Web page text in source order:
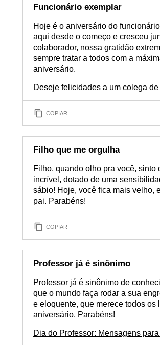
Funcionário exemplar
Hoje é o aniversário do
aqui desde o começo e cresceu
colaborador, nossa gratidão
sempre tratar a todos com a
aniversário.
Deseje felicidades a um colega
COPIAR
Filho que me orgulha
Filho, quando olho pra você,
incrível, dotado de uma
sábio! Hoje, você fica mais velho,
pai. Parabéns!
COPIAR
Professor já é sinônimo
Professor já é sinônimo de
que o mundo faça rodar a sua
e eloquente, que merece todos
aniversário. Parabéns!
Dia do Professor: Mensagens